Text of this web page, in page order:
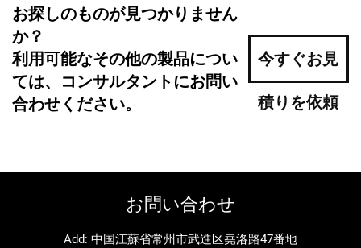
お探しのものが見つかりません
か？
利用可能なその他の製品につい
ては、コンサルタントにお問い
合わせください。
今すぐお見
積りを依頼
お問い合わせ
Add: 中国江蘇省常州市武進区堯洛路47番地